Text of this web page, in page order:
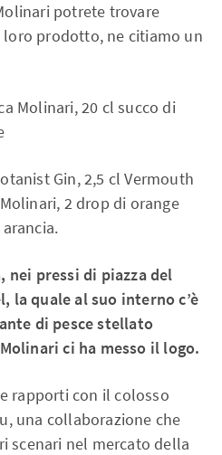
potrete trovare
loro prodotto, ne citiamo un
Molinari, 20 cl succo di
Gin, 2,5 cl Vermouth
2 drop di orange
nei pressi di piazza del
la quale al suo interno c’è
di pesce stellato
ci ha messo il logo.
rapporti con il colosso
una collaborazione che
scenari nel mercato della